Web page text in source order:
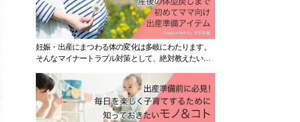
妊娠・出産にまつわる体の変化は多岐にわたります。
そんなマイナートラブル対策として、絶対教えたい！